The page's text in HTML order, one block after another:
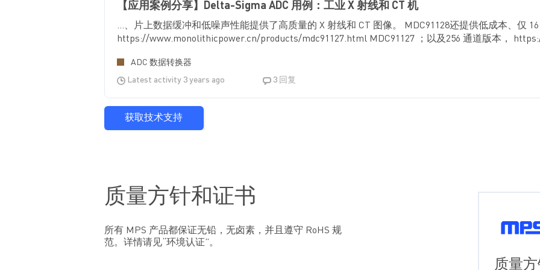
【应用案例分享】Delta-Sigma ADC 用例：工业 X 射线和 CT 机
...、片上数据缓冲和低噪声性能提供了高质量的 X 射线和 CT 图像。 MDC91128还提供低成本、仅 16
https://www.monolithicpower.cn/products/mdc91127.html MDC91127 ；以及256 通道版本，
ADC 数据转换器
Latest activity 3 years ago 3 回复
获取技术支持
质量方针和证书
所有 MPS 产品都保证无铅，无卤素，并且遵守 RoHS 规
范。详情请见“环境认证”。
质量